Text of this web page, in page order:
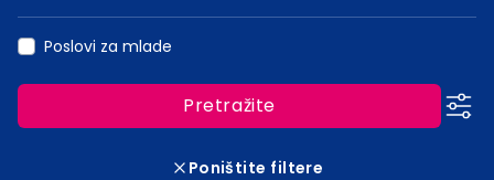
Poslovi za mlade
Pretražite
Poništite filtere